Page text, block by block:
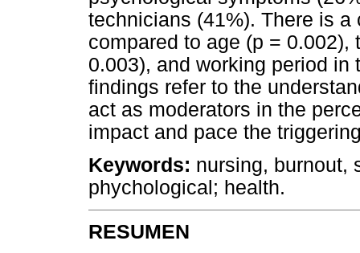
technicians (41%). There is
compared to age (p =
0.003), and working period in
findings refer to the
act as moderators in the
impact and pace the
Keywords: nursing, burnout,
phychological; health.
RESUMEN